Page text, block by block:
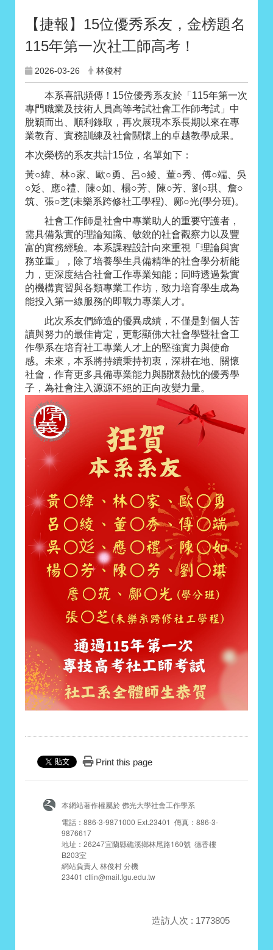
【捷報】15位優秀系友，金榜題名
115年第一次社工師高考！
2026-03-26 林俊村
本系喜訊頻傳！15位優秀系友於「115年第一次
專門職業及技術人員高等考試社會工作師考試」中
脫穎而出、順利錄取，再次展現本系長期以來在專
業教育、實務訓練及社會關懷上的卓越教學成果。
本次榮榜的系友共計15位，名單如下：
黃○緯、林○家、歐○勇、呂○綾、董○秀、傅○端、吳
○彣、應○禮、陳○如、楊○芳、陳○芳、劉○琪、詹○
筑、張○芝(未樂系跨修社工學程)、鄺○光(學分班)。
社會工作師是社會中專業助人的重要守護者，
需具備紮實的理論知識、敏銳的社會觀察力以及豐
富的實務經驗。本系課程設計向來重視「理論與實
務並重」，除了培養學生具備精準的社會學分析能
力，更深度結合社會工作專業知能；同時透過紮實
的機構實習與各類專業工作坊，致力培育學生成為
能投入第一線服務的即戰力專業人才。
此次系友們締造的優異成績，不僅是對個人苦
讀與努力的最佳肯定，更彰顯佛大社會學暨社會工
作學系在培育社工專業人才上的堅強實力與使命
感。未來，本系將持續秉持初衷，深耕在地、關懷
社會，作育更多具備專業能力與關懷熱忱的優秀學
子，為社會注入源源不絕的正向改變力量。
Print this page
本網站著作權屬於 佛光大學社會工作學系
電話：886-3-9871000 Ext.23401 傳真：886-3-
9876617
地址：26247宜蘭縣礁溪鄉林尾路160號 德香樓
B203室
網站負責人 林俊村 分機
23401 ctlin@mail.fgu.edu.tw
造訪人次 : 1773805